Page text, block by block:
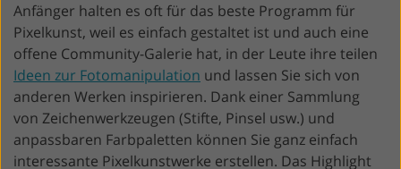
Anfänger halten es oft für das beste Programm für
Pixelkunst, weil es einfach gestaltet ist und auch eine
offene Community-Galerie hat, in der Leute ihre teilen
Ideen zur Fotomanipulation und lassen Sie sich von
anderen Werken inspirieren. Dank einer Sammlung
von Zeichenwerkzeugen (Stifte, Pinsel usw.) und
anpassbaren Farbpaletten können Sie ganz einfach
interessante Pixelkunstwerke erstellen. Das Highlight